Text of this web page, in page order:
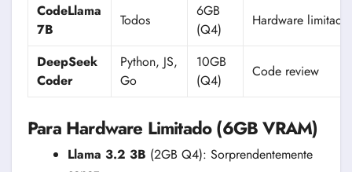
CodeLlama
7B
Todos
6GB
(Q4)
Hardware limitado
DeepSeek
Coder
Python, JS,
Go
10GB
(Q4)
Code review
Para Hardware Limitado (6GB VRAM)
Llama 3.2 3B (2GB Q4): Sorprendentemente